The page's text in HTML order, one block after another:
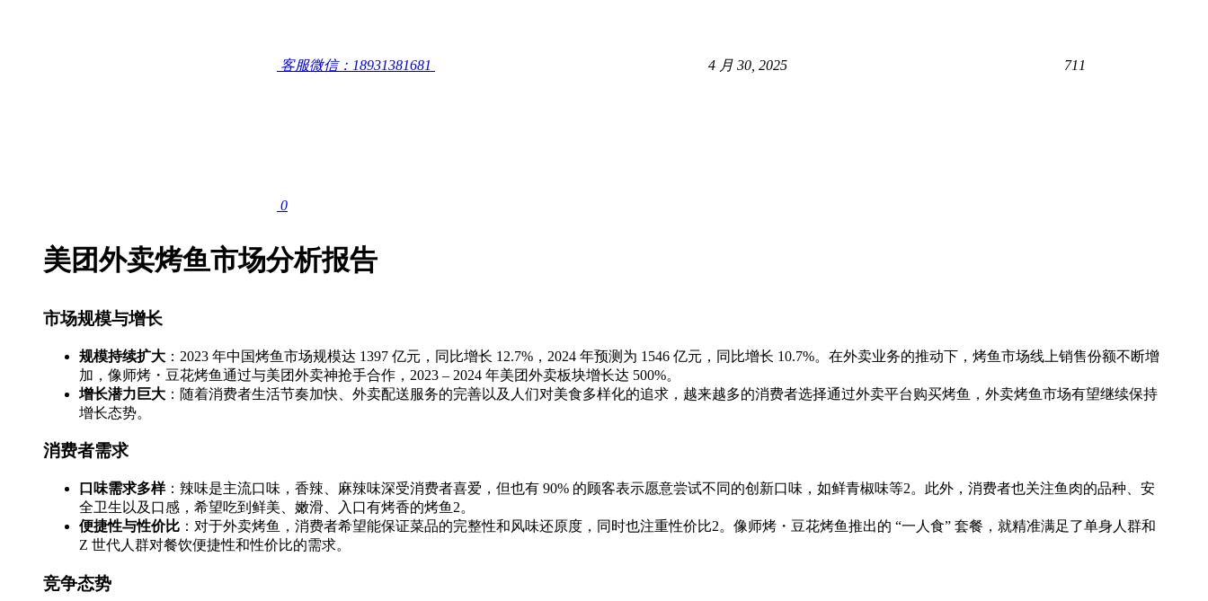
客服微信：18931381681 4 月 30, 2025 711
0
美团外卖烤鱼市场分析报告
市场规模与增长
规模持续扩大 ：2023 年中国烤鱼市场规模达 1397 亿元，同比增长 12.7%，2024 年预测为 1546 亿元，同比增长 10.7%。在外卖业务的推动下，烤鱼市场线上销售份额不断增
加，像师烤・豆花烤鱼通过与美团外卖神抢手合作，2023 – 2024 年美团外卖板块增长达 500%。
增长潜力巨大 ：随着消费者生活节奏加快、外卖配送服务的完善以及人们对美食多样化的追求，越来越多的消费者选择通过外卖平台购买烤鱼，外卖烤鱼市场有望继续保持
增长态势。
消费者需求
口味需求多样：辣味是主流口味，香辣、麻辣味深受消费者喜爱，但也有 90% 的顾客表示愿意尝试不同的创新口味，如鲜青椒味等2。此外，消费者也关注鱼肉的品种、安
全卫生以及口感，希望吃到鲜美、嫩滑、入口有烤香的烤鱼2。
便捷性与性价比 ：对于外卖烤鱼，消费者希望能保证菜品的完整性和风味还原度，同时也注重性价比2。像师烤・豆花烤鱼推出的 “一人食” 套餐，就精准满足了单身人群和
Z 世代人群对餐饮便捷性和性价比的需求。
竞争态势